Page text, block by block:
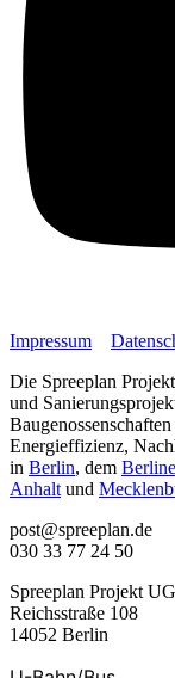
Impressum
Die Spreeplan
und
Energieffizienz,
in Berlin, dem
Anhalt und
post@spreeplan.de
030 33 77 24 50
Spreeplan Projekt UG
Reichsstraße 108
14052 Berlin